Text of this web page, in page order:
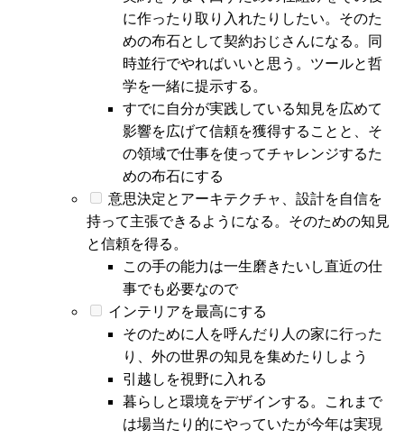
に作ったり取り入れたりしたい。そのた
めの布石として契約おじさんになる。同
時並行でやればいいと思う。ツールと哲
学を一緒に提示する。
すでに自分が実践している知見を広めて
影響を広げて信頼を獲得することと、そ
の領域で仕事を使ってチャレンジするた
めの布石にする
意思決定とアーキテクチャ、設計を自信を
持って主張できるようになる。そのための知見
と信頼を得る。
この手の能力は一生磨きたいし直近の仕
事でも必要なので
インテリアを最高にする
そのために人を呼んだり人の家に行った
り、外の世界の知見を集めたりしよう
引越しを視野に入れる
暮らしと環境をデザインする。これまで
は場当たり的にやっていたが今年は実現